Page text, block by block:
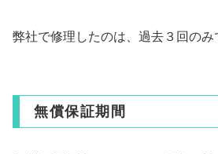
弊社で修理したのは、過去３回のみ
無償保証期間